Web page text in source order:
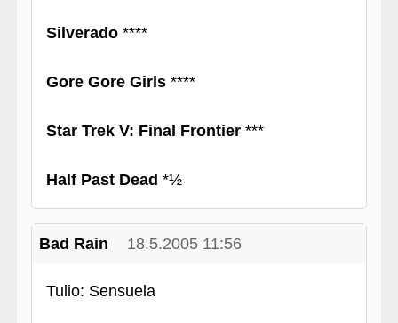
Silverado****
Gore Gore Girls****
Star Trek V: Final Frontier***
Half Past Dead *½
Bad Rain 18.5.2005 11:56
Tulio: Sensuela